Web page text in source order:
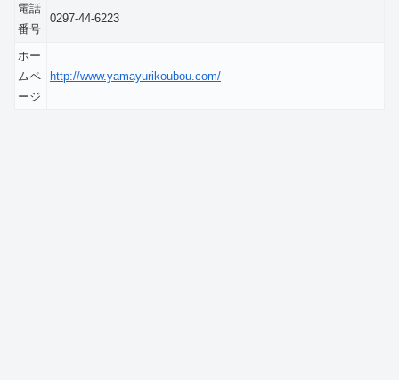
電話
番号
0297-44-6223
ホー
ムペ
ージ
http://www.yamayurikoubou.com/